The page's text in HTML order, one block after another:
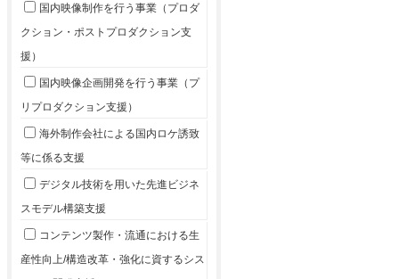
国内映像制作を行う事業（プロダ
クション・ポストプロダクション支
援）
国内映像企画開発を行う事業（プ
リプロダクション支援）
海外制作会社による国内ロケ誘致
等に係る支援
デジタル技術を用いた先進ビジネ
スモデル構築支援
コンテンツ製作・流通における生
産性向上/構造改革・強化に資するシス